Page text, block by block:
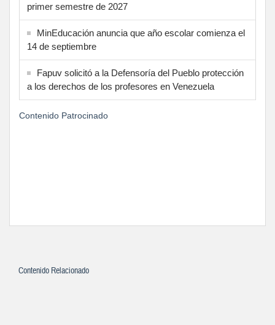
primer semestre de 2027
MinEducación anuncia que año escolar comienza el
14 de septiembre
Fapuv solicitó a la Defensoría del Pueblo protección
a los derechos de los profesores en Venezuela
Contenido Patrocinado
Contenido Relacionado